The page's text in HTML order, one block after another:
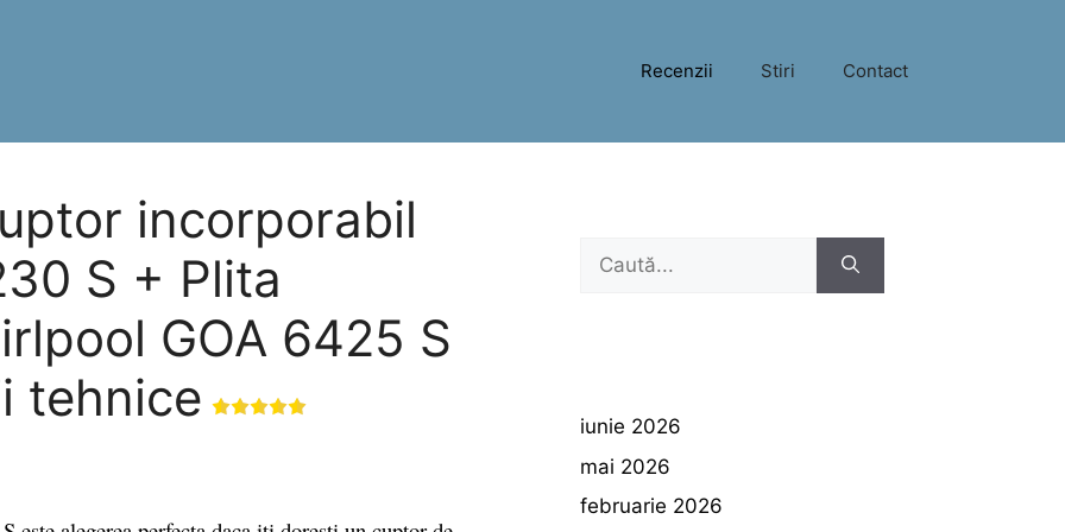
Recenzii Stiri Contact
incorporabil
S + Plita
GOA 6425 S
tehnice
Caută
iunie 2026
mai 2026
februarie 2026